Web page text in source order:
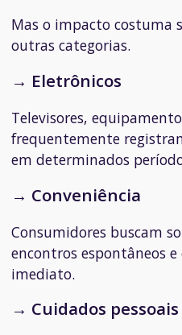
Mas o impacto costuma
outras categorias.
→ Eletrônicos
Televisores,
frequentemente
em determinados
→ Conveniência
Consumidores buscam
encontros espontâneos e
imediato.
→ Cuidados pessoais